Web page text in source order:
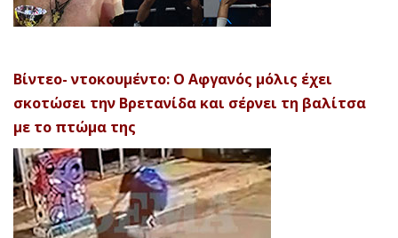
Βίντεο- ντοκουμέντο: Ο Αφγανός μόλις έχει
σκοτώσει την Βρετανίδα και σέρνει τη βαλίτσα
με το πτώμα της